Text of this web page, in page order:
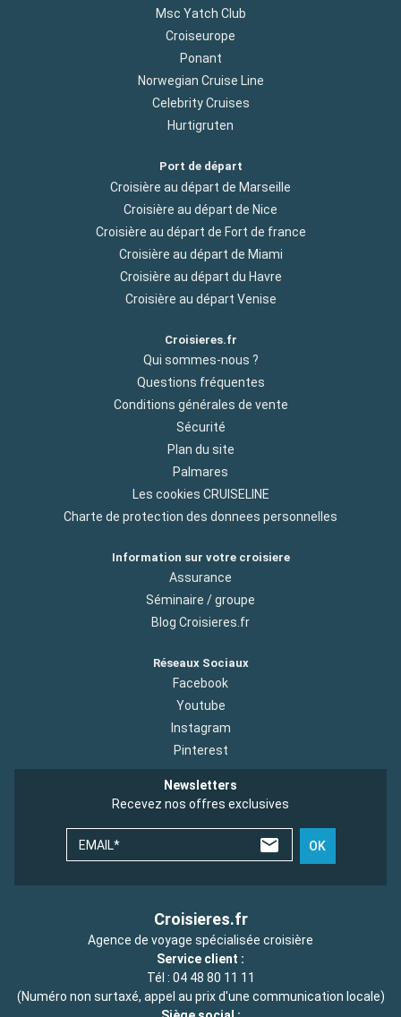
Msc Yatch Club
Croiseurope
Ponant
Norwegian Cruise Line
Celebrity Cruises
Hurtigruten
Port de départ
Croisière au départ de Marseille
Croisière au départ de Nice
Croisière au départ de Fort de france
Croisière au départ de Miami
Croisière au départ du Havre
Croisière au départ Venise
Croisieres.fr
Qui sommes-nous ?
Questions fréquentes
Conditions générales de vente
Sécurité
Plan du site
Palmares
Les cookies CRUISELINE
Charte de protection des donnees personnelles
Information sur votre croisiere
Assurance
Séminaire / groupe
Blog Croisieres.fr
Réseaux Sociaux
Facebook
Youtube
Instagram
Pinterest
Newsletters
Recevez nos offres exclusives
EMAIL* OK
Croisieres.fr
Agence de voyage spécialisée croisière
Service client :
Tél : 04 48 80 11 11
(Numéro non surtaxé, appel au prix d'une communication locale)